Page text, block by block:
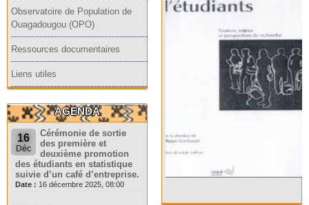
Observatoire de Population de
Ouagadougou (OPO)
Ressources documentaires
Liens utiles
AGENDA
16
Déc
Cérémonie de sortie
des première et
deuxième promotion
des étudiants en statistique
suivie d’un café d’entreprise.
Date : 16 décembre 2025, 08:00